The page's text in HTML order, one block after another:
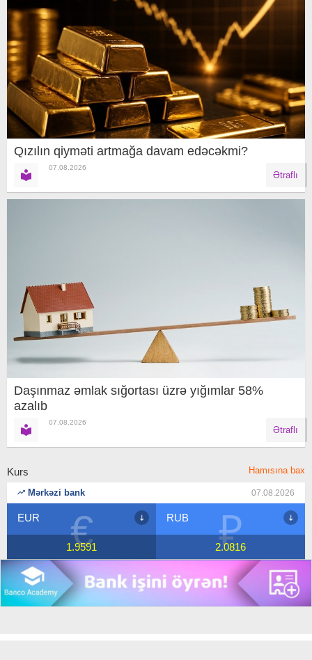
Qızılın qiyməti artmağa davam edəcəkmi?
07.08.2026
Ətraflı
Daşınmaz əmlak sığortası üzrə yığımlar 58%
azalıb
07.08.2026
Ətraflı
Kurs Hamısına bax
Mərkəzi bank 07.08.2026
₽
RUB $
USD